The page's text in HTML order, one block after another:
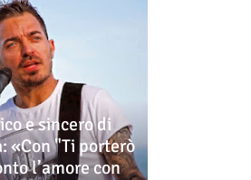
e sincero di
«Con "Ti porterò
l’amore con